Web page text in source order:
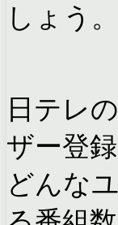
しょう。
日テレ
ザー登
どんな